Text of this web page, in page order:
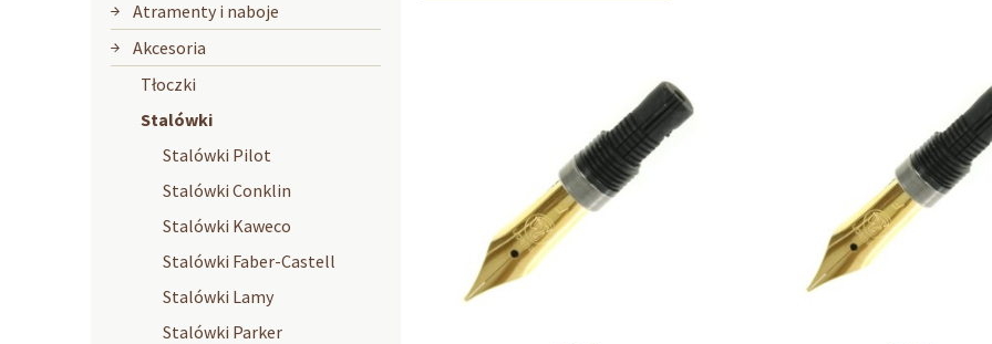
Atramenty i naboje
Akcesoria
Tłoczki
Stalówki
Stalówki Pilot
Stalówki Conklin
Stalówki Kaweco
Stalówki Faber-Castell
Stalówki Lamy
Stalówki Parker